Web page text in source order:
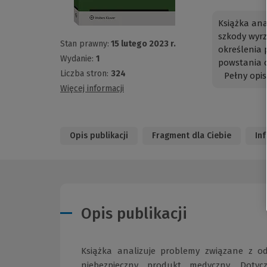
Stan prawny: 15 lutego 2023 r.
Wydanie: 1
Liczba stron: 324
Więcej informacji
Książka
szkody
określenia
powstania
Pełny opis
Opis publikacji Fragment dla Ciebie
Opis publikacji
Książka analizuje problemy związane z